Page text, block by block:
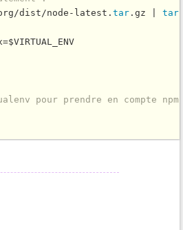
dist/node-latest. tar .gz | tar
pour prendre en compte